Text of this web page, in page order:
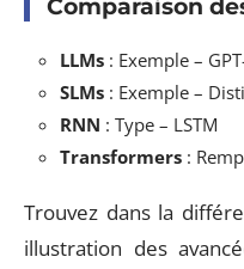
Comparaison
LLMs : Exemple –
SLMs : Exemple –
RNN : Type – LSTM
Transformers :
Trouvez dans la
illustration des